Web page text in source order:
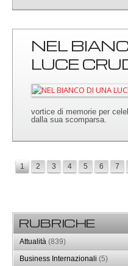
NEL
LUCE
vortice di memorie per
dalla sua scomparsa.
1 2 3 4 5 6 7
RUBRICHE
Attualità (839)
Business Internazionali (5)